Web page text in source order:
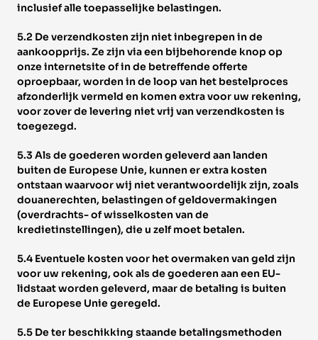
inclusief alle toepasselijke belastingen.
5.2 De verzendkosten zijn niet inbegrepen in de
aankoopprijs. Ze zijn via een bijbehorende knop op
onze internetsite of in de betreffende offerte
oproepbaar, worden in de loop van het bestelproces
afzonderlijk vermeld en komen extra voor uw rekening,
voor zover de levering niet vrij van verzendkosten is
toegezegd.
5.3 Als de goederen worden geleverd aan landen
buiten de Europese Unie, kunnen er extra kosten
ontstaan waarvoor wij niet verantwoordelijk zijn, zoals
douanerechten, belastingen of geldovermakingen
(overdrachts- of wisselkosten van de
kredietinstellingen), die u zelf moet betalen.
5.4 Eventuele kosten voor het overmaken van geld zijn
voor uw rekening, ook als de goederen aan een EU-
lidstaat worden geleverd, maar de betaling is buiten
de Europese Unie geregeld.
5.5 De ter beschikking staande betalingsmethoden